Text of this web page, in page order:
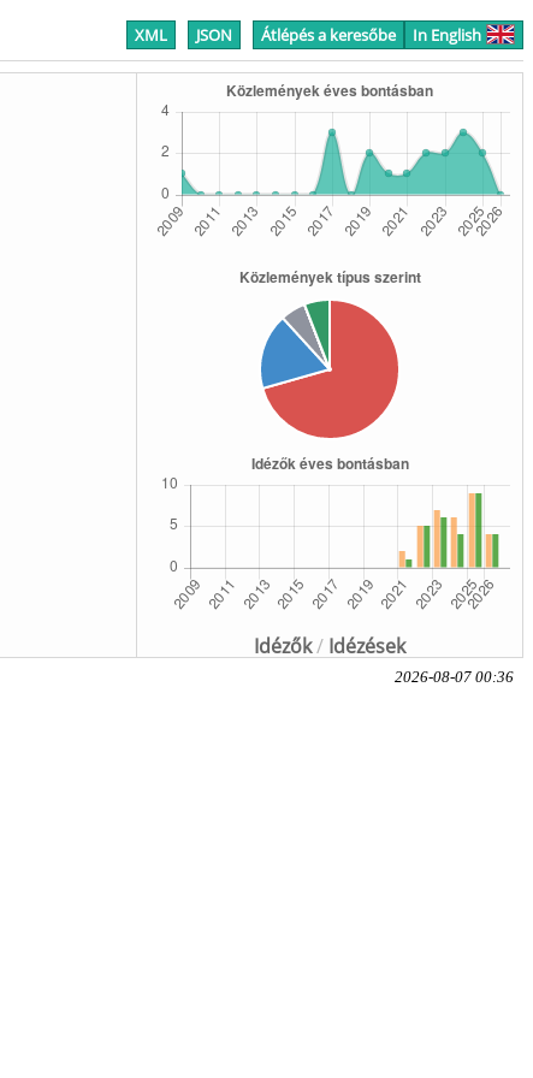
XML JSON Átlépés a keresőbe In English
Idézők/ Idézések
2026-08-07 00:36